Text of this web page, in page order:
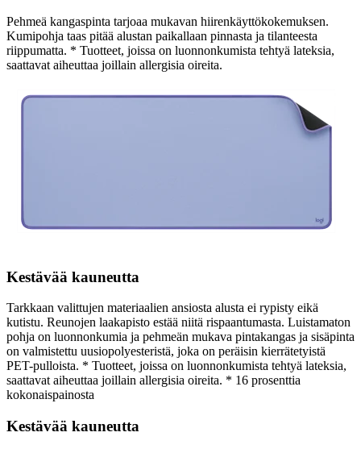
Pehmeä kangaspinta tarjoaa mukavan hiirenkäyttökokemuksen.
Kumipohja taas pitää alustan paikallaan pinnasta ja tilanteesta
riippumatta. * Tuotteet, joissa on luonnonkumista tehtyä lateksia,
saattavat aiheuttaa joillain allergisia oireita.
Kestävää kauneutta
Tarkkaan valittujen materiaalien ansiosta alusta ei rypisty eikä
kutistu. Reunojen laakapisto estää niitä rispaantumasta. Luistamaton
pohja on luonnonkumia ja pehmeän mukava pintakangas ja sisäpinta
on valmistettu uusiopolyesteristä, joka on peräisin kierrätetyistä
PET-pulloista. * Tuotteet, joissa on luonnonkumista tehtyä lateksia,
saattavat aiheuttaa joillain allergisia oireita. * 16 prosenttia
kokonaispainosta
Kestävää kauneutta